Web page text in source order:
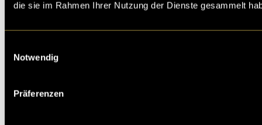
die sie im Rahmen Ihrer Nutzung der Dienste gesammelt
Notwendig
Präferenzen
CH-3027 Bern